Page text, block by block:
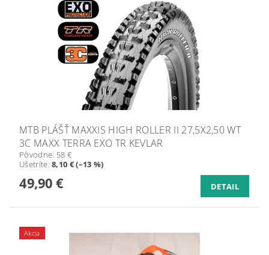
MTB PLÁŠŤ MAXXIS HIGH ROLLER II 27,5X2,50 WT
3C MAXX TERRA EXO TR KEVLAR
Pôvodne: 58 €
Ušetríte:8,10 € (–13 %)
49,90 € DETAIL
Akcia